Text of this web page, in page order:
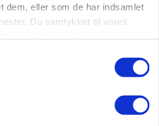
dem, eller som de har indsamlet
Du samtykker til vores
skårlægger afprøves i år